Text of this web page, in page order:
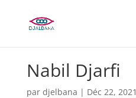
Nabil Djarfi
par djelbana | Déc 22, 2021